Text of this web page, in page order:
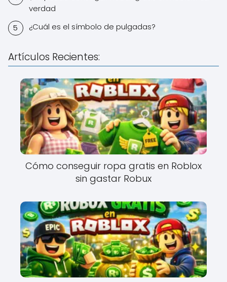
verdad
¿Cuál es el símbolo de pulgadas?
Artículos Recientes:
Cómo conseguir ropa gratis en Roblox
sin gastar Robux